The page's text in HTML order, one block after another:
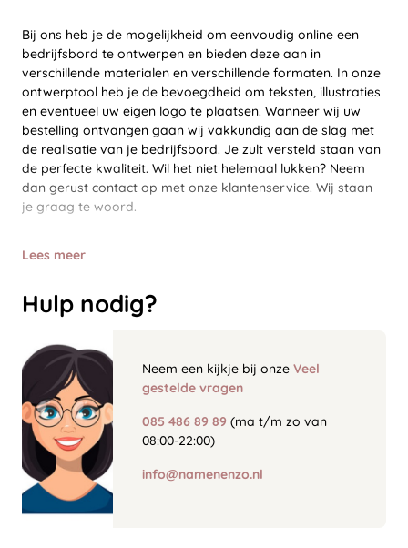
Bij ons heb je de mogelijkheid om eenvoudig online een
bedrijfsbord te ontwerpen en bieden deze aan in
verschillende materialen en verschillende formaten. In onze
ontwerptool heb je de bevoegdheid om teksten, illustraties
en eventueel uw eigen logo te plaatsen. Wanneer wij uw
bestelling ontvangen gaan wij vakkundig aan de slag met
de realisatie van je bedrijfsbord. Je zult versteld staan van
de perfecte kwaliteit. Wil het niet helemaal lukken? Neem
dan gerust contact op met onze klantenservice. Wij staan
je graag te woord.
Lees meer
Hulp nodig?
Neem een kijkje bij onze Veel
gestelde vragen
085 486 89 89 (ma t/m zo van
08:00-22:00)
info@namenenzo.nl